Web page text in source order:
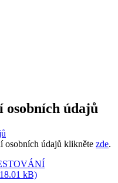
osobních údajů
osobních údajů klikněte zde.
kB)